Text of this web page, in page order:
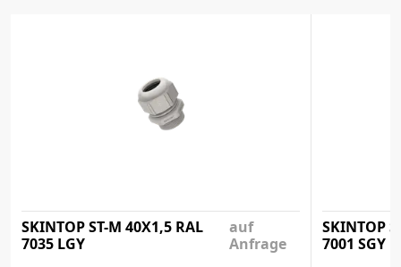
SKINTOP ST-M 40X1,5 RAL
7035 LGY
auf
Anfrage
SKINTOP
7001 SGY